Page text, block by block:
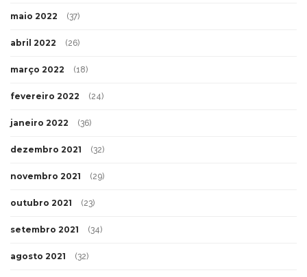
maio 2022 (37)
abril 2022 (26)
março 2022 (18)
fevereiro 2022 (24)
janeiro 2022 (36)
dezembro 2021 (32)
novembro 2021 (29)
outubro 2021 (23)
setembro 2021 (34)
agosto 2021 (32)